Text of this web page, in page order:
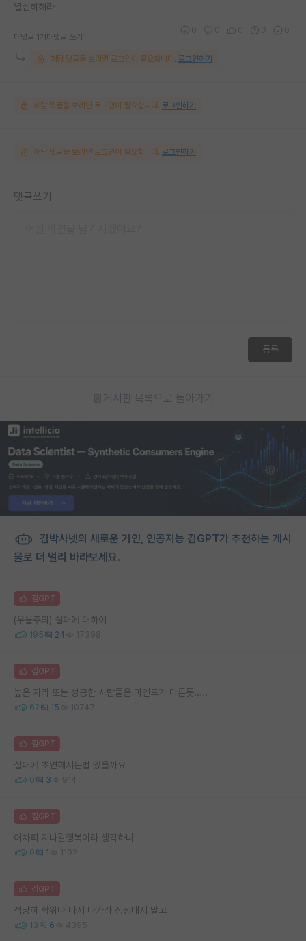
열심히해라
대댓글 1개 대댓글 쓰기
해당 댓글을 보려면 로그인이 필요합니다. 로그인하기
해당 댓글을 보려면 로그인이 필요합니다. 로그인하기
해당 댓글을 보려면 로그인이 필요합니다. 로그인하기
댓글쓰기
등록
게시판 목록으로 돌아가기
김박사넷의 새로운 거인, 인공지능 김GPT가 추천하는 게시
물로 더 멀리 바라보세요.
김GPT
(우울주의) 실패에 대하여
195 24 17398
김GPT
높은 자리 또는 성공한 사람들은 마인드가 다른듯.....
62 15 10747
김GPT
실패에 초연해지는법 있을까요
0 3 914
김GPT
어차피 지나갈행복이라 생각하니
0 1 1192
김GPT
적당히 학위나 따서 나가라 징징대지 말고
13 6 4395